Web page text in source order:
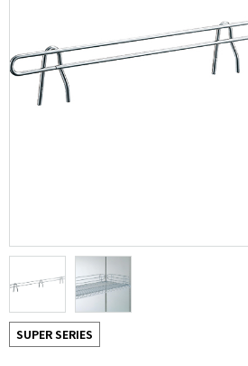
SUPER SERIES